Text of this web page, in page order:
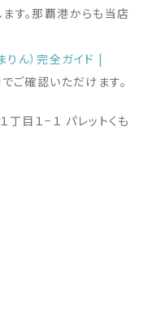
ます。那覇港からも当店
りん）完全ガイド |
でご確認いただけます。
目１−１ パレットくも